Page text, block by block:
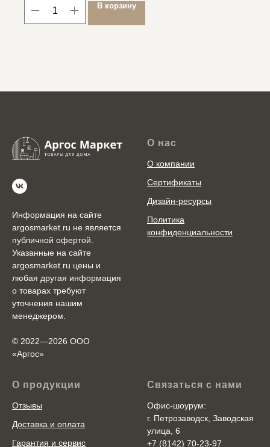
В корзину
Информация на сайте
argosmarket.ru не является
публичной офертой.
Указанные на сайте
argosmarket.ru цены и
любая другая информация
о товарах требуют
уточнения нашим
менеджером.
© 2022—2026 ООО
«Аргоc»
О нас
О компании
Сертификаты
Дизайн-ресурсы
Политика
конфиденциальности
О продукции
Отзывы
Доставка и оплата
Гарантия и сервис
Связаться с нами
Офис-шоурум:
г. Петрозаводск, Заводская
улица, 6
+7 (8142) 70-23-97